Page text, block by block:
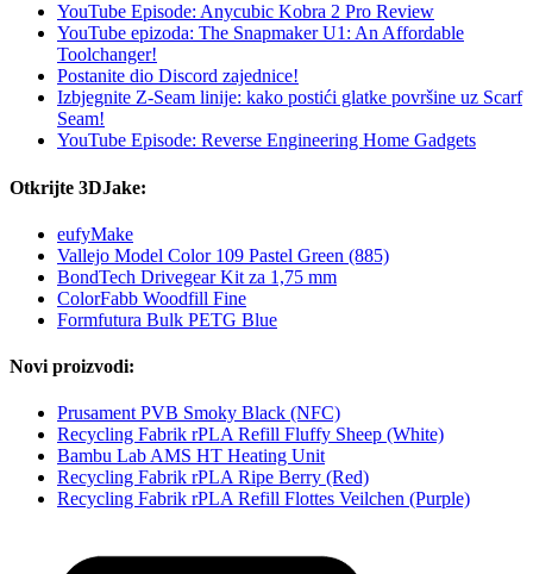
YouTube Episode: Anycubic Kobra 2 Pro Review
YouTube epizoda: The Snapmaker U1: An Affordable
Toolchanger!
Postanite dio Discord zajednice!
Izbjegnite Z-Seam linije: kako postići glatke površine uz Scarf
Seam!
YouTube Episode: Reverse Engineering Home Gadgets
Otkrijte 3DJake:
eufyMake
Vallejo Model Color 109 Pastel Green (885)
BondTech Drivegear Kit za 1,75 mm
ColorFabb Woodfill Fine
Formfutura Bulk PETG Blue
Novi proizvodi:
Prusament PVB Smoky Black (NFC)
Recycling Fabrik rPLA Refill Fluffy Sheep (White)
Bambu Lab AMS HT Heating Unit
Recycling Fabrik rPLA Ripe Berry (Red)
Recycling Fabrik rPLA Refill Flottes Veilchen (Purple)